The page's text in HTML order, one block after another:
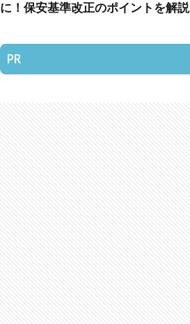
に！保安基準改正のポイントを解説
PR